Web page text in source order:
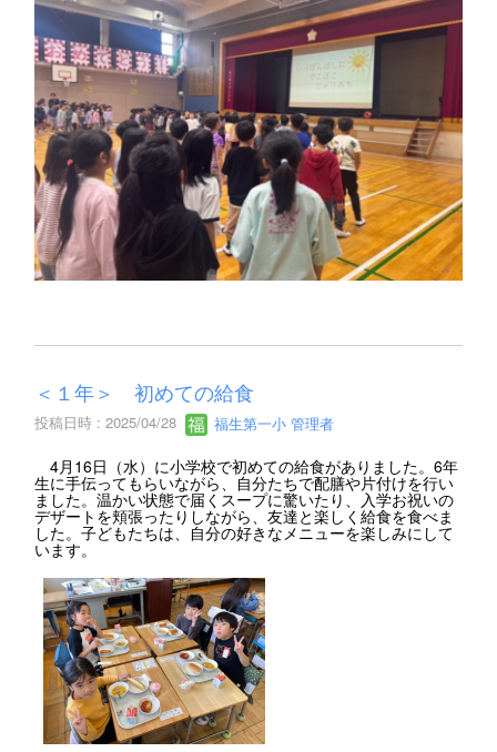
＜１年＞ 初めての給食
投稿日時 : 2025/04/28 福生第一小 管理者
4月16日（水）に小学校で初めての給食がありました。6年
生に手伝ってもらいながら、自分たちで配膳や片付けを行い
ました。温かい状態で届くスープに驚いたり、入学お祝いの
デザートを頬張ったりしながら、友達と楽しく給食を食べま
した。子どもたちは、自分の好きなメニューを楽しみにして
います。